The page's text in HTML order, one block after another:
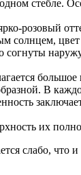
стебле.
розовый
солнцем,
В
их
слабо, что и